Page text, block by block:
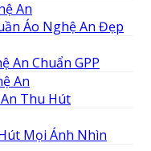
Áo Nghệ An Đẹp
An Chuẩn GPP
Thu Hút
Mọi Ánh Nhìn